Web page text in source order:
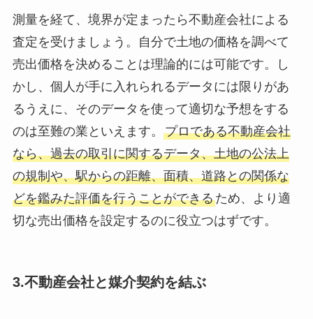
測量を経て、境界が定まったら不動産会社による
査定を受けましょう。自分で土地の価格を調べて
売出価格を決めることは理論的には可能です。し
かし、個人が手に入れられるデータには限りがあ
るうえに、そのデータを使って適切な予想をする
のは至難の業といえます。 プロである不動産会社
なら、過去の取引に関するデータ、土地の公法上
の規制や、駅からの距離、面積、道路との関係な
どを鑑みた評価を行うことができるため、より適
切な売出価格を設定するのに役立つはずです。
3.不動産会社と媒介契約を結ぶ